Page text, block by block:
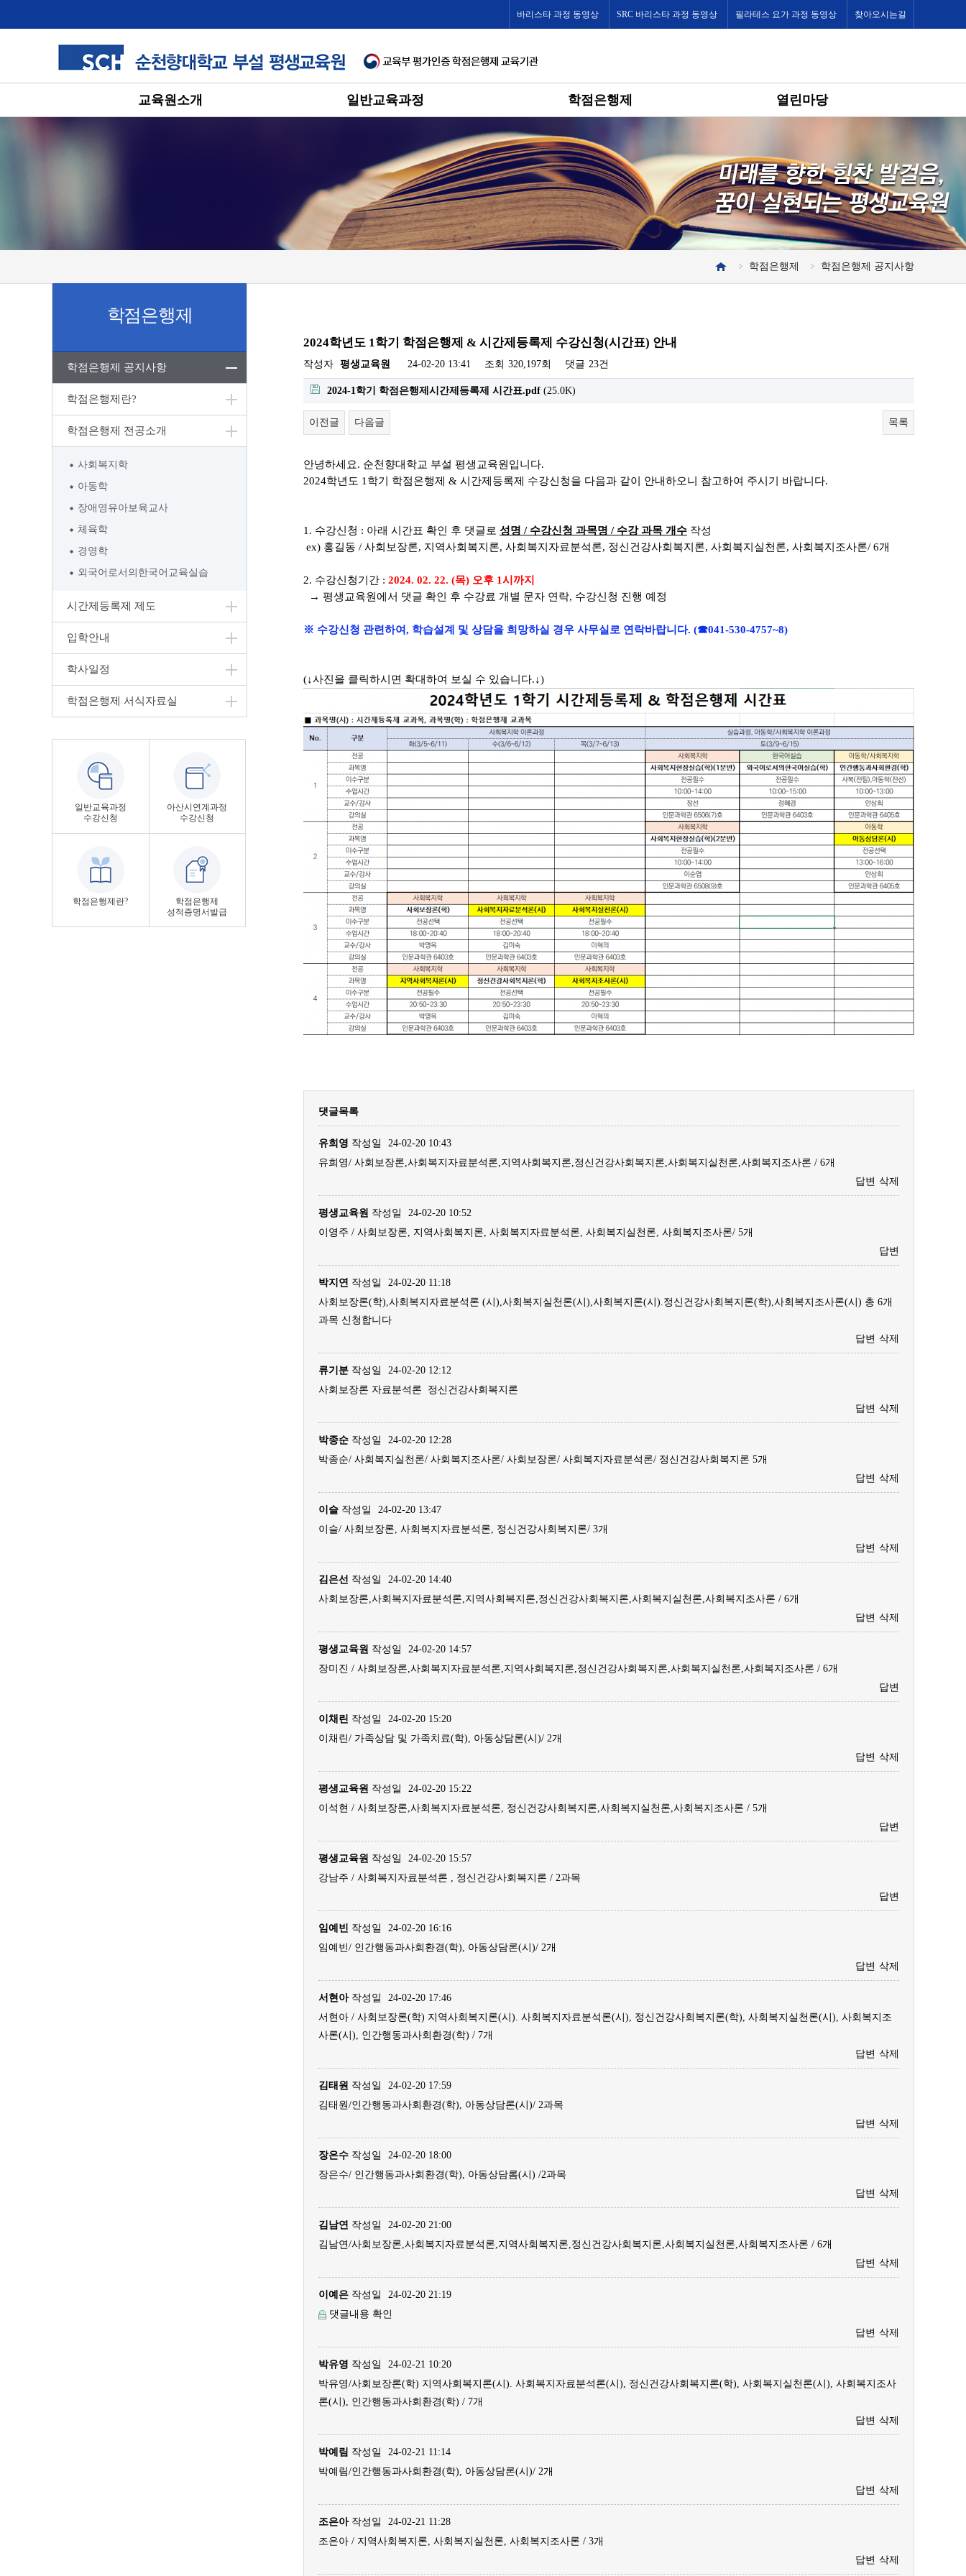
바리스타 과정 동영상 SRC 바리스타 과정 동영상 필라테스 요가 과정 동영상 찾아오시는길
교육원소개 일반교육과정 학점은행제 열린마당
학점은행제 학점은행제 공지사항
학점은행제
학점은행제 공지사항
학점은행제란?
학점은행제 전공소개
사회복지학
아동학
장애영유아보육교사
체육학
경영학
외국어로서의한국어교육실습
시간제등록제 제도
입학안내
학사일정
학점은행제 서식자료실
일반교육과정
수강신청
아산시연계과정
수강신청
학점은행제란?
학점은행제
성적증명서발급
2024학년도 1학기 학점은행제 & 시간제등록제 수강신청(시간표) 안내
작성자 평생교육원 24-02-20 13:41 조회 320,197회 댓글 23건
2024-1학기 학점은행제시간제등록제 시간표.pdf (25.0K)
이전글 다음글 목록
안녕하세요. 순천향대학교 부설 평생교육원입니다.
2024학년도 1 학기 학점은행제 & 시간제등록제 수강신청을 다음과 같이 안내하오니 참고하여 주시기 바랍니다.
1. 수강신청 : 아래 시간표 확인 후 댓글로 성명 / 수강신청 과목명 / 수강과목 개수 작성
ex) 홍길동 / 사회보장론, 지역사회복지론, 사회복지자료분석론, 정신건강사회복지론, 사회복지실천론, 사회복지조사론/ 6개
2. 수강신청기간 : 2024. 02. 22. (목) 오후 1시까지
→ 평생교육원에서 댓글 확인 후 수강료 개별 문자 연락, 수강신청 진행 예정
※ 수강신청 관련하여, 학습설계 및 상담을 희망하실 경우 사무실로 연락바랍니다. (☎041-530-4757~8)
(↓사진을 클릭하시면 확대하여 보실 수 있습니다.↓)
댓글목록
유희영 작성일
24-02-20 10:43
유희영/ 사회보장론,사회복지자료분석론,지역사회복지론,정신건강사회복지론,사회복지실천론,사회복지조사론 / 6개
답변 삭제
평생교육원 작성일
24-02-20 10:52
이영주 / 사회보장론, 지역사회복지론, 사회복지자료분석론, 사회복지실천론, 사회복지조사론/ 5개
답변
박지연 작성일
24-02-20 11:18
사회보장론(학),사회복지자료분석론 (시),사회복지실천론(시),사회복지론(시).정신건강사회복지론(학),사회복지조사론(시) 총 6개
과목 신청합니다
답변 삭제
류기분 작성일
24-02-20 12:12
사회보장론 자료분석론 정신건강사회복지론
답변 삭제
박종순 작성일
24-02-20 12:28
박종순/ 사회복지실천론/ 사회복지조사론/ 사회보장론/ 사회복지자료분석론/ 정신건강사회복지론 5개
답변 삭제
이슬 작성일
24-02-20 13:47
이슬/ 사회보장론, 사회복지자료분석론, 정신건강사회복지론/ 3개
답변 삭제
김은선 작성일
24-02-20 14:40
사회보장론,사회복지자료분석론,지역사회복지론,정신건강사회복지론,사회복지실천론,사회복지조사론 / 6개
답변 삭제
평생교육원 작성일
24-02-20 14:57
장미진 / 사회보장론,사회복지자료분석론,지역사회복지론,정신건강사회복지론,사회복지실천론,사회복지조사론 / 6개
답변
이채린 작성일
24-02-20 15:20
이채린/ 가족상담 및 가족치료(학), 아동상담론(시)/ 2개
답변 삭제
평생교육원 작성일
24-02-20 15:22
이석현 / 사회보장론,사회복지자료분석론, 정신건강사회복지론,사회복지실천론,사회복지조사론 / 5개
답변
평생교육원 작성일
24-02-20 15:57
강남주 / 사회복지자료분석론 , 정신건강사회복지론 / 2과목
답변
임예빈 작성일
24-02-20 16:16
임예빈/ 인간행동과사회환경(학), 아동상담론(시)/ 2개
답변 삭제
서현아작성일
24-02-20 17:46
서현아 / 사회보장론(학) 지역사회복지론(시). 사회복지자료분석론(시), 정신건강사회복지론(학), 사회복지실천론(시), 사회복지조
사론(시), 인간행동과사회환경(학) / 7개
답변 삭제
김태원 작성일
24-02-20 17:59
김태원/인간행동과사회환경(학), 아동상담론(시)/ 2과목
답변 삭제
장은수 작성일
24-02-20 18:00
장은수/ 인간행동과사회환경(학), 아동상담롬(시) /2과목
답변 삭제
김남연 작성일
24-02-20 21:00
김남연/사회보장론,사회복지자료분석론,지역사회복지론,정신건강사회복지론,사회복지실천론,사회복지조사론 / 6개
답변 삭제
이예은 작성일
24-02-20 21:19
댓글내용 확인
답변 삭제
박유영 작성일
24-02-21 10:20
박유영/사회보장론(학) 지역사회복지론(시). 사회복지자료분석론(시), 정신건강사회복지론(학), 사회복지실천론(시), 사회복지조사
론(시), 인간행동과사회환경(학) / 7개
답변 삭제
박예림 작성일
24-02-21 11:14
박예림/인간행동과사회환경(학), 아동상담론(시)/ 2개
답변 삭제
조은아작성일
24-02-21 11:28
조은아 / 지역사회복지론, 사회복지실천론, 사회복지조사론 / 3개
답변 삭제